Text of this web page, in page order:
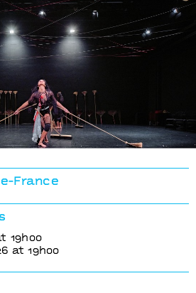
Perera
France
19h00
at 19h00